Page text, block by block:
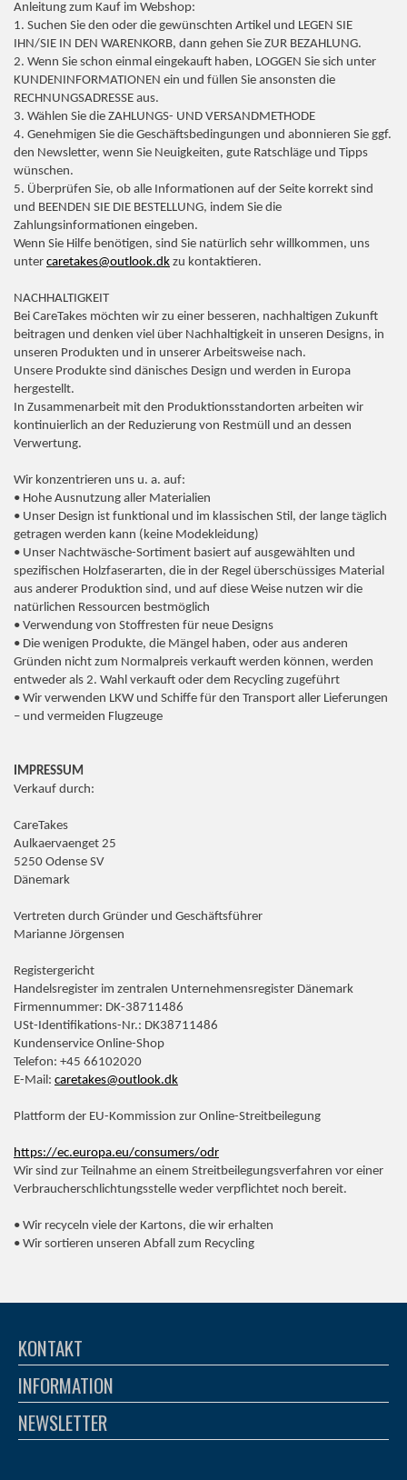
Anleitung zum Kauf im Webshop:
1. Suchen Sie den oder die gewünschten Artikel und LEGEN SIE
IHN/SIE IN DEN WARENKORB, dann gehen Sie ZUR BEZAHLUNG.
2. Wenn Sie schon einmal eingekauft haben, LOGGEN Sie sich unter
KUNDENINFORMATIONEN ein und füllen Sie ansonsten die
RECHNUNGSADRESSE aus.
3. Wählen Sie die ZAHLUNGS- UND VERSANDMETHODE
4. Genehmigen Sie die Geschäftsbedingungen und abonnieren Sie ggf.
den Newsletter, wenn Sie Neuigkeiten, gute Ratschläge und Tipps
wünschen.
5. Überprüfen Sie, ob alle Informationen auf der Seite korrekt sind
und BEENDEN SIE DIE BESTELLUNG, indem Sie die
Zahlungsinformationen eingeben.
Wenn Sie Hilfe benötigen, sind Sie natürlich sehr willkommen, uns
unter caretakes@outlook.dk zu kontaktieren.
NACHHALTIGKEIT
Bei CareTakes möchten wir zu einer besseren, nachhaltigen Zukunft
beitragen und denken viel über Nachhaltigkeit in unseren Designs, in
unseren Produkten und in unserer Arbeitsweise nach.
Unsere Produkte sind dänisches Design und werden in Europa
hergestellt.
In Zusammenarbeit mit den Produktionsstandorten arbeiten wir
kontinuierlich an der Reduzierung von Restmüll und an dessen
Verwertung.
Wir konzentrieren uns u. a. auf:
• Hohe Ausnutzung aller Materialien
• Unser Design ist funktional und im klassischen Stil, der lange täglich
getragen werden kann (keine Modekleidung)
• Unser Nachtwäsche-Sortiment basiert auf ausgewählten und
spezifischen Holzfaserarten, die in der Regel überschüssiges Material
aus anderer Produktion sind, und auf diese Weise nutzen wir die
natürlichen Ressourcen bestmöglich
• Verwendung von Stoffresten für neue Designs
• Die wenigen Produkte, die Mängel haben, oder aus anderen
Gründen nicht zum Normalpreis verkauft werden können, werden
entweder als 2. Wahl verkauft oder dem Recycling zugeführt
• Wir verwenden LKW und Schiffe für den Transport aller Lieferungen
– und vermeiden Flugzeuge
IMPRESSUM
Verkauf durch:
CareTakes
Aulkaervaenget 25
5250 Odense SV
Dänemark
Vertreten durch Gründer und Geschäftsführer
Marianne Jörgensen
Registergericht
Handelsregister im zentralen Unternehmensregister Dänemark
Firmennummer: DK-38711486
USt-Identifikations-Nr.: DK38711486
Kundenservice Online-Shop
Telefon: +45 66102020
E-Mail: caretakes@outlook.dk
Plattform der EU-Kommission zur Online-Streitbeilegung
https://ec.europa.eu/consumers/odr
Wir sind zur Teilnahme an einem Streitbeilegungsverfahren vor einer
Verbraucherschlichtungsstelle weder verpflichtet noch bereit.
• Wir recyceln viele der Kartons, die wir erhalten
• Wir sortieren unseren Abfall zum Recycling
KONTAKT
INFORMATION
NEWSLETTER